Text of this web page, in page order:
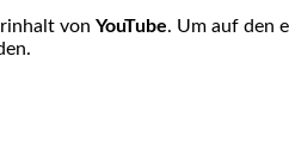
von YouTube. Um auf den